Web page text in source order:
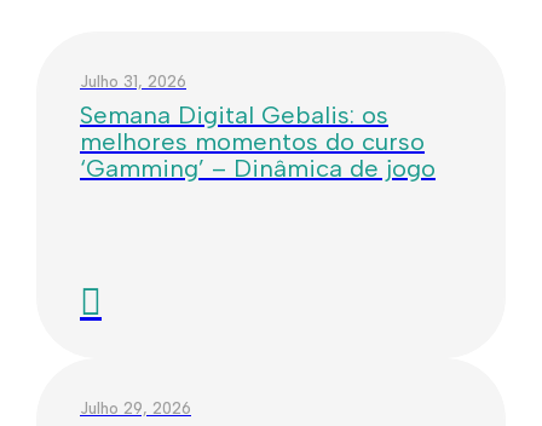
Julho 31, 2026
Semana Digital Gebalis: os
melhores momentos do curso
‘Gamming’ – Dinâmica de jogo
Julho 29, 2026